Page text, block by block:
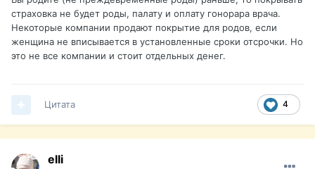
страховка не будет роды, палату и оплату гонорара врача.
Некоторые компании продают покрытие для родов, если
женщина не вписывается в установленные сроки отсрочки. Но
это не все компании и стоит отдельных денег.
4
Цитата
elli